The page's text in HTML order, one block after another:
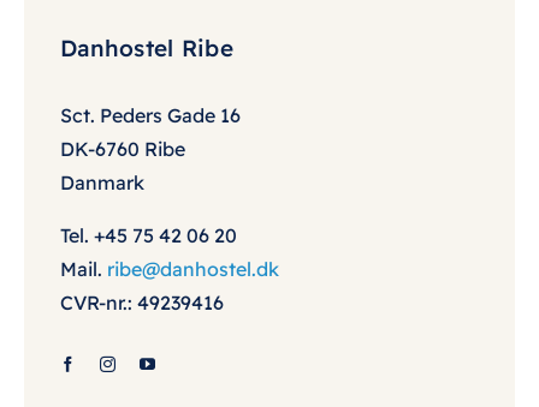
Danhostel Ribe
Sct. Peders Gade 16
DK-6760 Ribe
Danmark
Tel. +45 75 42 06 20
Mail. ribe@danhostel.dk
CVR-nr.: 49239416